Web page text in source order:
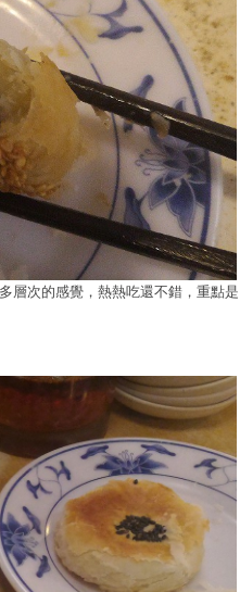
層次的感覺，熱熱吃還不錯，重點是